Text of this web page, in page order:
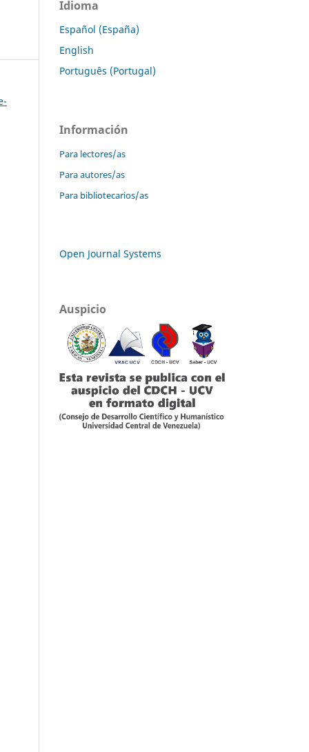
Idioma
Español (España)
English
Português (Portugal)
Información
Para lectores/as
Para autores/as
Para bibliotecarios/as
Open Journal Systems
Auspicio